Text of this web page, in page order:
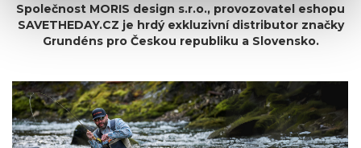
Společnost MORIS design s.r.o., provozovatel eshopu
SAVETHEDAY.CZ je hrdý exkluzivní distributor značky
Grundéns pro Českou republiku a Slovensko.